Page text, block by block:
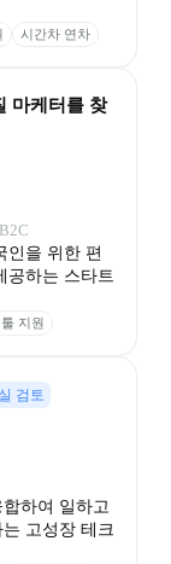
시간차 연차
마케터를 찾
인을 위한 편
공하는 스타트
지원
검토
하여 일하고
고성장 테크